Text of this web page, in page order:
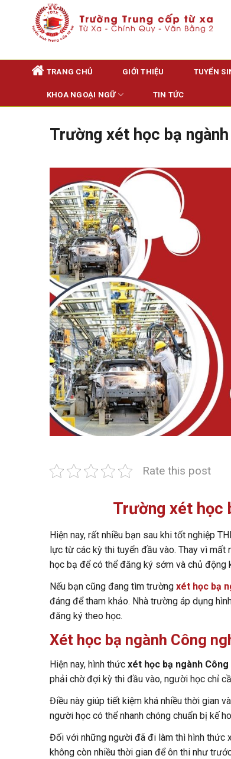
TRANG CHỦ GIỚI THIỆU TUYỂN
KHOA NGOẠI NGỮ TIN TỨC
Trường xét học bạ
Rate this post
Trường xét học
Hiện nay, rất nhiều bạn sau khi tốt nghiệp
lực từ các kỳ thi tuyển đầu vào. Thay vì mất
học bạ để có thể đăng ký sớm và chủ động
Nếu bạn cũng đang tìm trường xét học bạ
đáng để tham khảo. Nhà trường áp dụng
đăng ký theo học.
Xét học bạ ngành Công
Hiện nay, hình thức xét học bạ ngành
phải chờ đợi kỳ thi đầu vào, người học chỉ
Điều này giúp tiết kiệm khá nhiều thời gian
người học có thể nhanh chóng chuẩn bị kế
Đối với những người đã đi làm thì hình thức
không còn nhiều thời gian để ôn thi như